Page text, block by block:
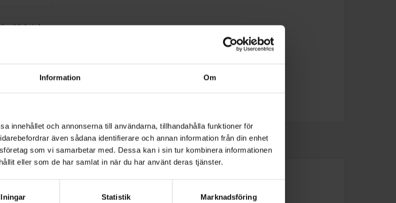
Information Om
innehållet och annonserna till användarna, tillhandahålla funktioner för
även sådana identifierare och annan information från din enhet
som vi samarbetar med. Dessa kan i sin tur kombinera informationen
eller som de har samlat in när du har använt deras tjänster.
Statistik Marknadsföring
I lager